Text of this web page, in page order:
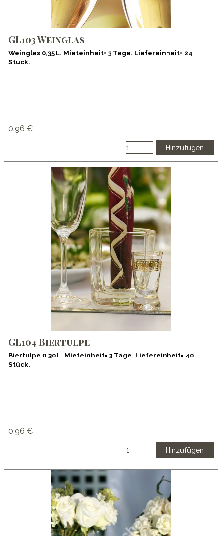
GL103 Weinglas
Weinglas 0,35 L. Mieteinheit= 3 Tage. Liefereinheit= 24
Stück.
0.96 €
Hinzufügen
GL104 Biertulpe
Biertulpe 0.30 L. Mieteinheit= 3 Tage. Liefereinheit= 40
Stück.
0.96 €
Hinzufügen